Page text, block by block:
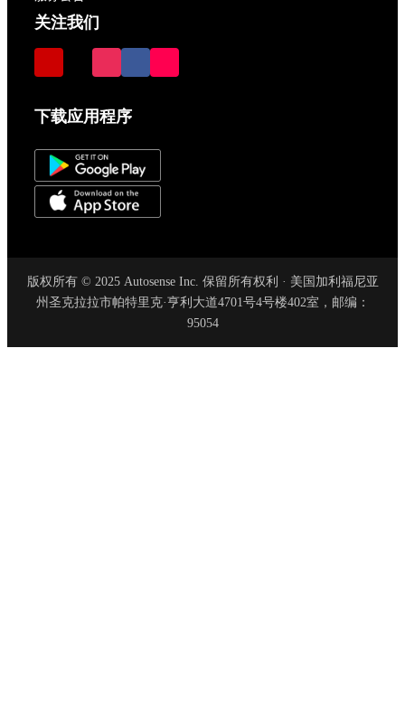
关注我们
下载应用程序
版权所有 © 2025 Autosense Inc. 保留所有权利 · 美国加利福尼亚
州圣克拉拉市帕特里克·亨利大道4701号4号楼402室，邮编：
95054